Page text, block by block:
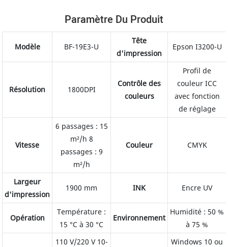
Paramètre Du Produit
Modèle BF-19E3-U
Tête
d'impression
Epson I3200-U
Résolution 1800DPI
Contrôle des
couleurs
Profil de
couleur ICC
avec fonction
de réglage
Vitesse
6 passages : 15
m²/h 8
passages : 9
m²/h
Couleur CMYK
Largeur
d'impression
1900 mm INK Encre UV
Opération
Température :
15 °C à 30 °C
Environnement
Humidité : 50 %
à 75 %
110 V/220 V 10-
Windows 10 ou